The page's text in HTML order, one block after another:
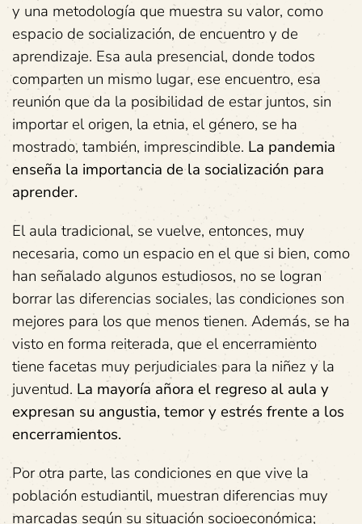
y una metodología que muestra su valor, como
espacio de socialización, de encuentro y de
aprendizaje. Esa aula presencial, donde todos
comparten un mismo lugar, ese encuentro, esa
reunión que da la posibilidad de estar juntos, sin
importar el origen, la etnia, el género, se ha
mostrado, también, imprescindible. La pandemia
enseña la importancia de la socialización para
aprender.
El aula tradicional, se vuelve, entonces, muy
necesaria, como un espacio en el que si bien, como
han señalado algunos estudiosos, no se logran
borrar las diferencias sociales, las condiciones son
mejores para los que menos tienen. Además, se ha
visto en forma reiterada, que el encerramiento
tiene facetas muy perjudiciales para la niñez y la
juventud. La mayoría añora el regreso al aula y
expresan su angustia, temor y estrés frente a los
encerramientos.
Por otra parte, las condiciones en que vive la
población estudiantil, muestran diferencias muy
marcadas según su situación socioeconómica;